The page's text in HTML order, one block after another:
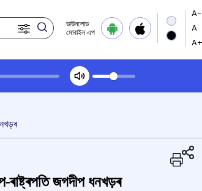
ডাউনলোড
মোবাইল এপ
summary
ৰাষ্ট্ৰপতি জগদীপ ধনখড়ৰ